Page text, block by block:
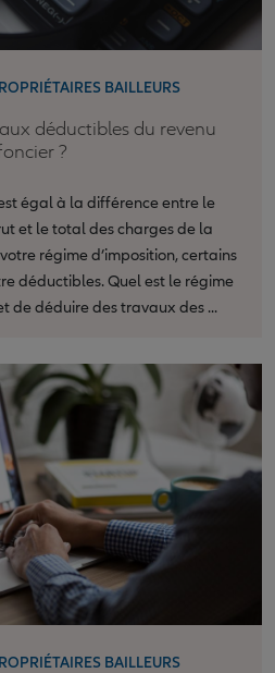
BAILLEURS
déductibles du revenu
?
égal à la différence entre le
et le total des charges de la
régime d’imposition, certains
déductibles. Quel est le régime
de déduire des travaux des ...
BAILLEURS